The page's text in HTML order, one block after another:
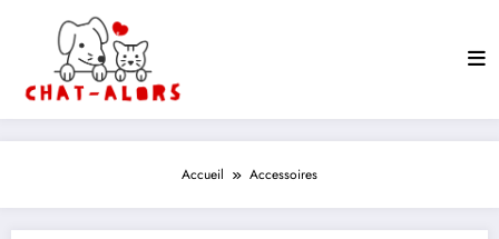
Accueil Accessoires